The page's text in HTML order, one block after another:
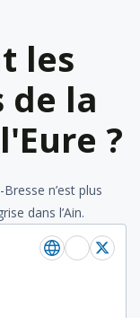
les
de la
?
n’est plus
dans l’Ain.